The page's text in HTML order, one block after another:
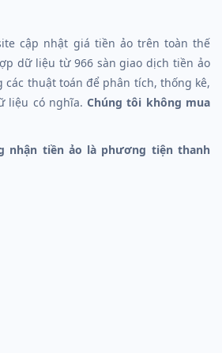
cập nhật giá tiền ảo trên toàn thế
dữ liệu từ 966 sàn giao dịch tiền ảo
các thuật toán để phân tích, thống kê,
liệu có nghĩa.Chúng tôi không mua
nhận tiền ảo là phương tiện thanh